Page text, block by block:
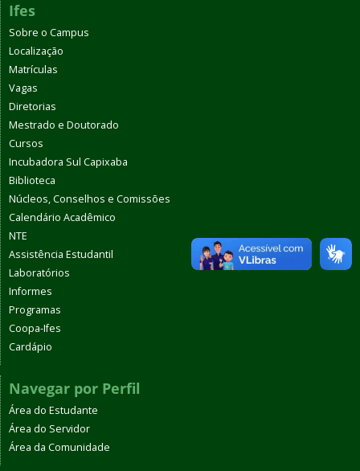
Ifes
Sobre o Campus
Localização
Matrículas
Vagas
Diretorias
Mestrado e Doutorado
Cursos
Incubadora Sul Capixaba
Biblioteca
Núcleos, Conselhos e Comissões
Calendário Acadêmico
NTE
Assistência Estudantil
Laboratórios
Informes
Programas
Coopa-Ifes
Cardápio
Navegar por Perfil
Área do Estudante
Área do Servidor
Área da Comunidade